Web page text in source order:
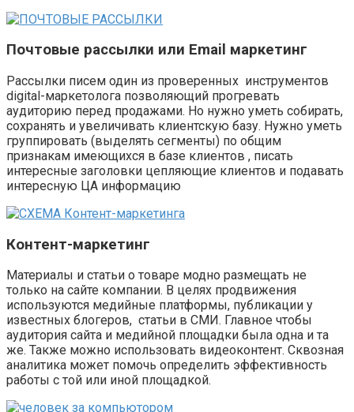
Почтовые рассылки или Email маркетинг
Рассылки писем один из проверенных инструментов
digital-маркетолога позволяющий прогревать
аудиторию перед продажами. Но нужно уметь собирать,
сохранять и увеличивать клиентскую базу. Нужно уметь
группировать (выделять сегменты) по общим
признакам имеющихся в базе клиентов , писать
интересные заголовки цепляющие клиентов и подавать
интересную ЦА информацию
Контент-маркетинг
Материалы и статьи о товаре модно размещать не
только на сайте компании. В целях продвижения
используются медийные платформы, публикации у
известных блогеров, статьи в СМИ. Главное чтобы
аудитория сайта и медийной площадки была одна и та
же. Также можно использовать видеоконтент. Сквозная
аналитика может помочь определить эффективность
работы с той или иной площадкой.